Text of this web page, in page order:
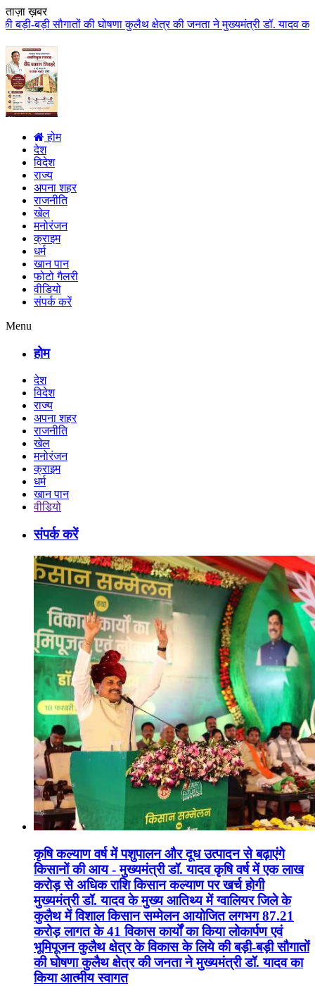
ताज़ा ख़बर
की घोषणा कुलैथ क्षेत्र की जनता ने मुख्यमंत्री डॉ. यादव का किया आत्मीय
होम
देश
विदेश
राज्य
अपना शहर
राजनीति
खेल
मनोरंजन
क्राइम
धर्म
खान पान
फोटो गैलरी
वीडियो
संपर्क करें
Menu
होम
देश
विदेश
राज्य
अपना शहर
राजनीति
खेल
मनोरंजन
क्राइम
धर्म
खान पान
वीडियो
संपर्क करें
कृषि कल्याण वर्ष में पशुपालन और दूध उत्पादन से बढ़ाएंगे
किसानों की आय - मुख्यमंत्री डॉ. यादव कृषि वर्ष में एक लाख
करोड़ से अधिक राशि किसान कल्याण पर खर्च होगी
मुख्यमंत्री डॉ. यादव के मुख्य आतिथ्य में ग्वालियर जिले के
कुलैथ में विशाल किसान सम्मेलन आयोजित लगभग 87.21
करोड़ लागत के 41 विकास कार्यों का किया लोकार्पण एवं
भूमिपूजन कुलैथ क्षेत्र के विकास के लिये की बड़ी-बड़ी सौगातों
की घोषणा कुलैथ क्षेत्र की जनता ने मुख्यमंत्री डॉ. यादव का
किया आत्मीय स्वागत